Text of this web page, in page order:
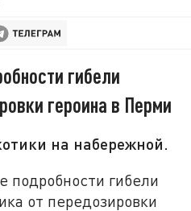
гибели
героина в Перми
на набережной.
подробности гибели
от передозировки